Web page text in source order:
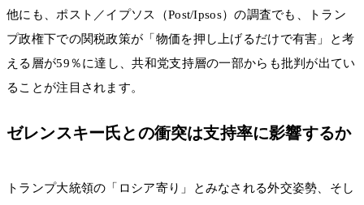
他にも、ポスト／イプソス（Post/Ipsos）の調査でも、トラン
プ政権下での関税政策が「物価を押し上げるだけで有害」と考
える層が59％に達し、共和党支持層の一部からも批判が出てい
ることが注目されます。
ゼレンスキー氏との衝突は支持率に影響するか
トランプ大統領の「ロシア寄り」とみなされる外交姿勢、そし